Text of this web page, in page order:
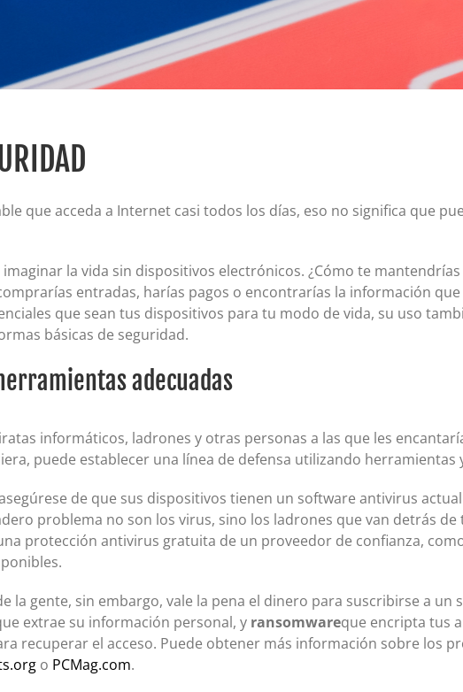
Certificados de depósito (CD)
Cuentas individuales de jubilación (IRA)
Tipos actuales de cuentas IRA y CD
que acceda a Internet casi todos los días, eso no significa que
imaginar la vida sin dispositivos electrónicos. ¿Cómo te
entradas, harías pagos o encontrarías la información
que sean tus dispositivos para tu modo de vida, su uso
básicas de seguridad.
adecuadas
informáticos, ladrones y otras personas a las que les
puede establecer una línea de defensa utilizando herramientas
de que sus dispositivos tienen un software antivirus
problema no son los virus, sino los ladrones que van detrás
protección antivirus gratuita de un proveedor de confianza,
la gente, sin embargo, vale la pena el dinero para suscribirse a
extrae su información personal, y ransomwareque encripta tus
recuperar el acceso. Puede obtener más información sobre los
o PCMag.com.